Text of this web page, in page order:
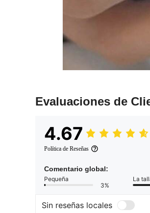
Evaluaciones de
4.67
Política de Reseñas
Comentario global:
Pequeña
3%
La
Sin reseñas locales